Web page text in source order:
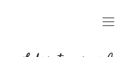
Anasayfa